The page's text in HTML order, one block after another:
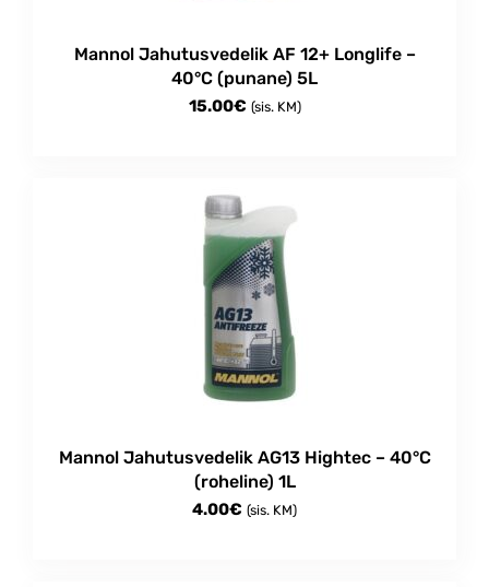
Mannol Jahutusvedelik AF 12+ Longlife –
40°C (punane) 5L
15.00€ (sis. KM)
Mannol Jahutusvedelik AG13 Hightec – 40°C
(roheline) 1L
4.00€ (sis. KM)